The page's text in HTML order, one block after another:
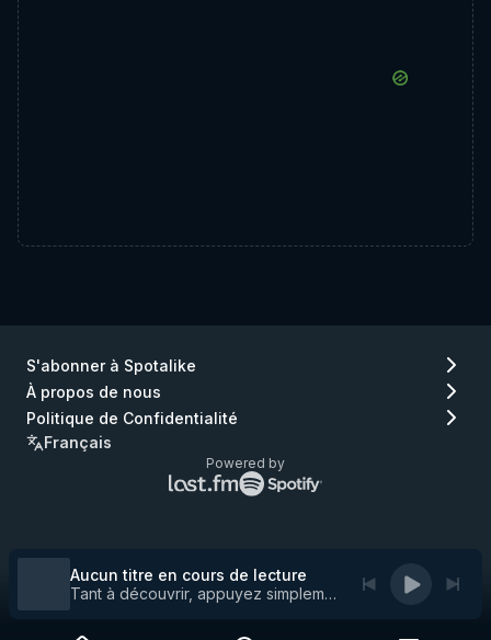
S'abonner à Spotalike
À propos de nous
Politique de Confidentialité
Français
Powered by
Logo
Lastfm
Lastfm)
Aucun titre en cours de lecture
Tant à découvrir, appuyez simplement sur play